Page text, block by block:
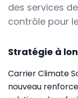
des services
contrôle pour
Stratégie à
Carrier Climate
nouveau